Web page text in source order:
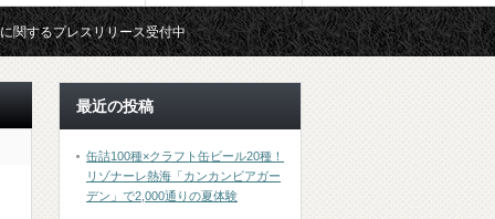
リース受付中
最近の投稿
缶詰100種×クラフト缶ビール20種！
リゾナーレ熱海「カンカンビアガー
デン」で2,000通りの夏体験